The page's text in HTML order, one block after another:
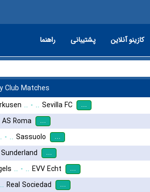
کازینو آنلاین پشتیبانی راهنما
Club Matches
.. - .. Sevilla FC ...
AS Roma ...
- .. Sassuolo ...
Sunderland ...
.. - .. EVV Echt ...
.. Real Sociedad ...